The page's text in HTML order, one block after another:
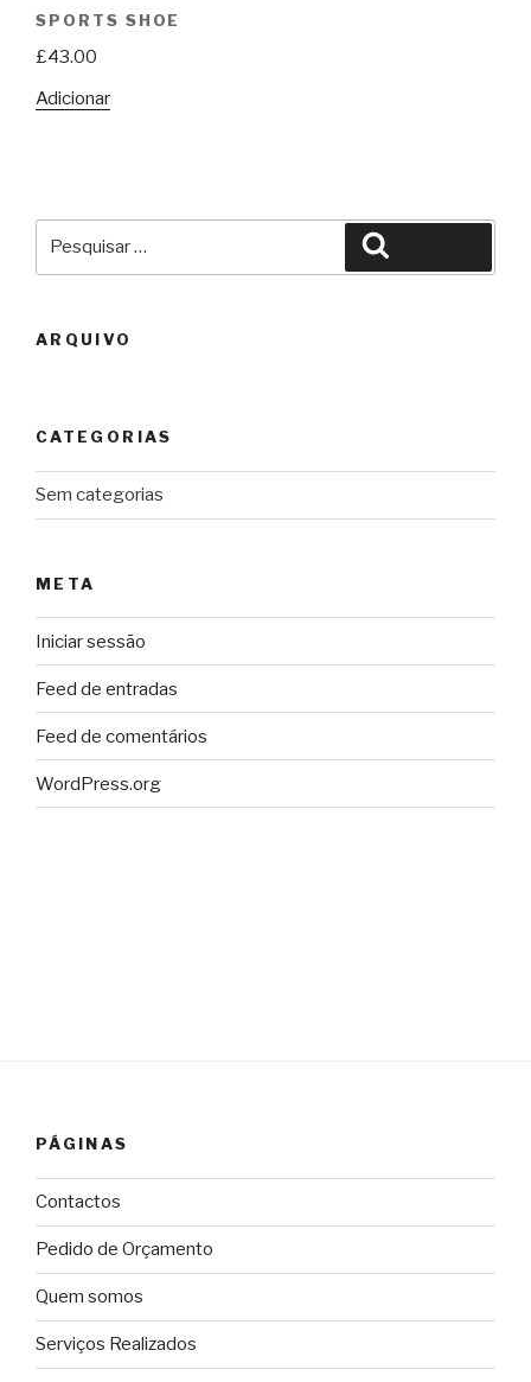
SPORTS SHOE
£43.00
Adicionar
ARQUIVO
CATEGORIAS
Sem categorias
META
Iniciar sessão
Feed de entradas
Feed de comentários
WordPress.org
PÁGINAS
Contactos
Pedido de Orçamento
Quem somos
Serviços Realizados